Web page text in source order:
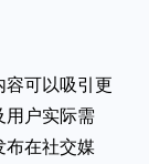
可以吸引更
用户实际需
布在社交媒